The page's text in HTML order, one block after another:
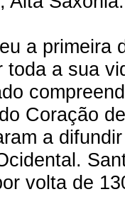
a primeira
toda a sua
Coração
a
volta de